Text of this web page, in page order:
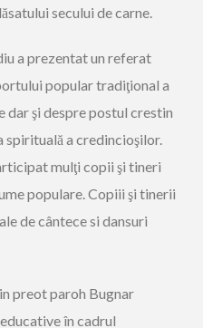
secului de carne.
a prezentat un referat
popular tradiţional a
şi despre postul crestin
spirituală a credincioşilor.
mulţi copii şi tineri
populare. Copiii şi tinerii
de cântece si dansuri
preot paroh Bugnar
în cadrul